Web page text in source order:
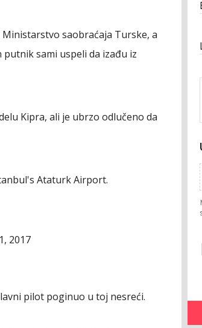
saobraćaja Turske, a
sami uspeli da izađu iz
Kipra, ali je ubrzo odlučeno da
Ataturk Airport.
2017
pilot poginuo u toj nesreći.